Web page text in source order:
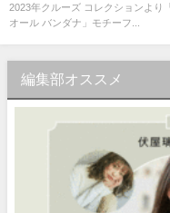
2023年クルーズ コレクションより
オール バンダナ」モチーフ...
編集部オススメ